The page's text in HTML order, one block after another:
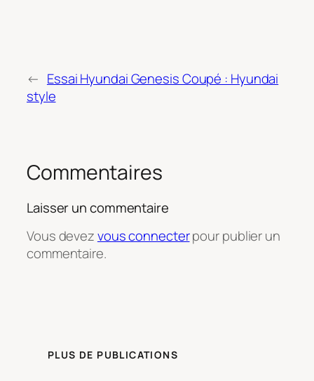
← Essai Hyundai Genesis Coupé : Hyundai
style
Commentaires
Laisser un commentaire
Vous devezvous connecterpour publier un
commentaire.
PLUS DE PUBLICATIONS